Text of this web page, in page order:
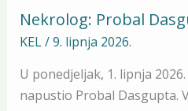
Nekrolog: Probal
KEL/9. lipnja 2026.
U ponedjeljak, 1. lipnja
napustio Probal Dasgupta.
Nekrolog:
Probal
(1953.-2026.)